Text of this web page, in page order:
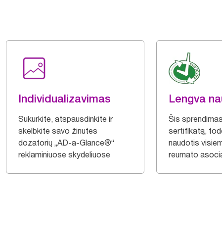
Individualizavimas
Sukurkite, atspausdinkite ir
skelbkite savo žinutes
dozatorių „AD-a-Glance®“
reklaminiuose skydeliuose
Lengva
Šis
sertifikatą,
naudotis
reumato